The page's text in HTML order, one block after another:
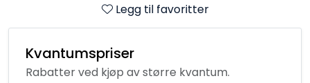
Legg til favoritter
Kvantumspriser
Rabatter ved kjøp av større kvantum.